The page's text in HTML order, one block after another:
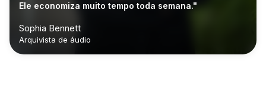
Ele economiza muito tempo toda semana."
Sophia Bennett
Arquivista de áudio